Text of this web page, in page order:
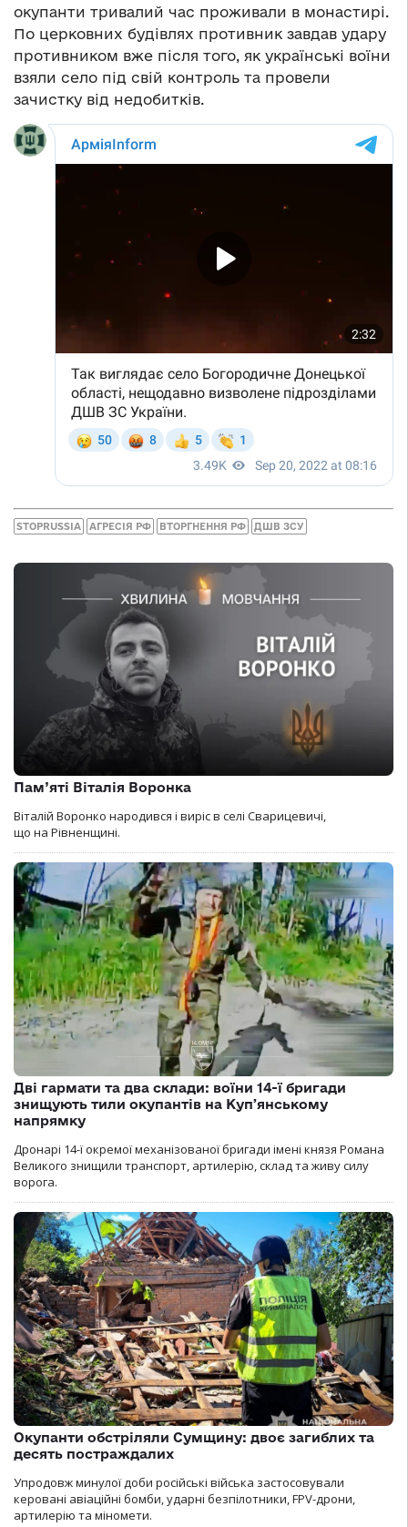
окупанти тривалий час проживали в монастирі.
По церковних будівлях противник завдав удару
противником вже після того, як українські воїни
взяли село під свій контроль та провели
зачистку від недобитків.
STOPRUSSIA АГРЕСІЯ РФ ВТОРГНЕННЯ РФ ДШВ ЗСУ
Пам’яті Віталія Воронка
Віталій Воронко народився і виріс в селі Сварицевичі,
що на Рівненщині.
Дві гармати та два склади: воїни 14-ї бригади
знищують тили окупантів на Купʼянському
напрямку
Дронарі 14-ї окремої механізованої бригади імені князя Романа
Великого знищили транспорт, артилерію, склад та живу силу
ворога.
Окупанти обстріляли Сумщину: двоє загиблих та
десять постраждалих
Упродовж минулої доби російські війська застосовували
керовані авіаційні бомби, ударні безпілотники, FPV-дрони,
артилерію та міномети.